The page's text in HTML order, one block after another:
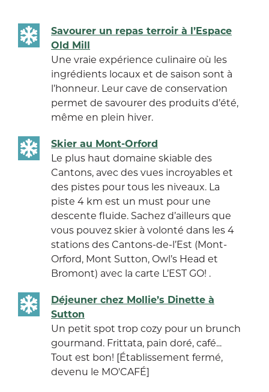
Savourer un repas terroir à l’Espace
Old Mill
Une vraie expérience culinaire où les
ingrédients locaux et de saison sont à
l’honneur. Leur cave de conservation
permet de savourer des produits d’été,
même en plein hiver.
Skier au Mont-Orford
Le plus haut domaine skiable des
Cantons, avec des vues incroyables et
des pistes pour tous les niveaux. La
piste 4 km est un must pour une
descente fluide. Sachez d’ailleurs que
vous pouvez skier à volonté dans les 4
stations des Cantons-de-l’Est (Mont-
Orford, Mont Sutton, Owl’s Head et
Bromont) avec la carte L’EST GO! .
Déjeuner chez Mollie’s Dinette à
Sutton
Un petit spot trop cozy pour un brunch
gourmand. Frittata, pain doré, café...
Tout est bon! [Établissement fermé,
devenu le MO'CAFÉ]